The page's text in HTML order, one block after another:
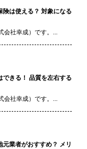
険は使える？ 対象になる
会社幸成）です。...
できる！ 品質を左右する
会社幸成）です。...
業者がおすすめ？ メリ